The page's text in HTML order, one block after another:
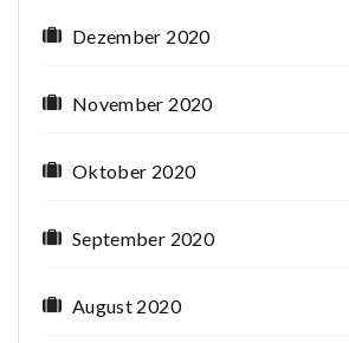
Dezember 2020
November 2020
Oktober 2020
September 2020
August 2020